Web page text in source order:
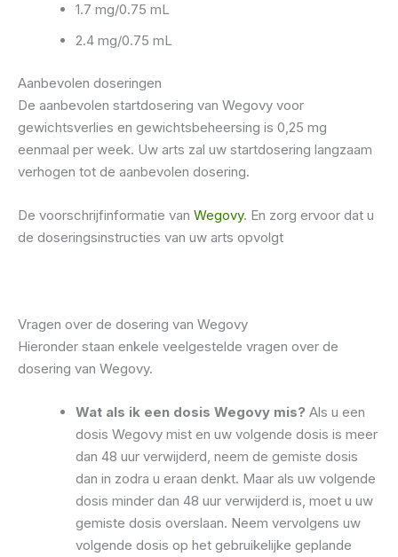
1.7 mg/0.75 mL
2.4 mg/0.75 mL
Aanbevolen doseringen
De aanbevolen startdosering van Wegovy voor
gewichtsverlies en gewichtsbeheersing is 0,25 mg
eenmaal per week. Uw arts zal uw startdosering langzaam
verhogen tot de aanbevolen dosering.
De voorschrijfinformatie van Wegovy. En zorg ervoor dat u
de doseringsinstructies van uw arts opvolgt
Vragen over de dosering van Wegovy
Hieronder staan ​​enkele veelgestelde vragen over de
dosering van Wegovy.
Wat als ik een dosis Wegovy mis? Als u een
dosis Wegovy mist en uw volgende dosis is meer
dan 48 uur verwijderd, neem de gemiste dosis
dan in zodra u eraan denkt. Maar als uw volgende
dosis minder dan 48 uur verwijderd is, moet u uw
gemiste dosis overslaan. Neem vervolgens uw
volgende dosis op het gebruikelijke geplande